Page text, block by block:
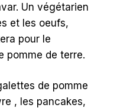
Un végétarien
et les oeufs,
pour le
pomme de terre.
de pomme
, les pancakes,